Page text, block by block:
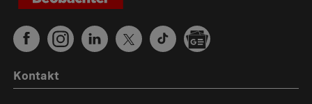
Kontakt